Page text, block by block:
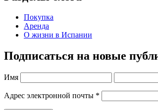
Покупка
Аренда
О жизни в Испании
Подписаться на новые
Имя
Адрес электронной почты *